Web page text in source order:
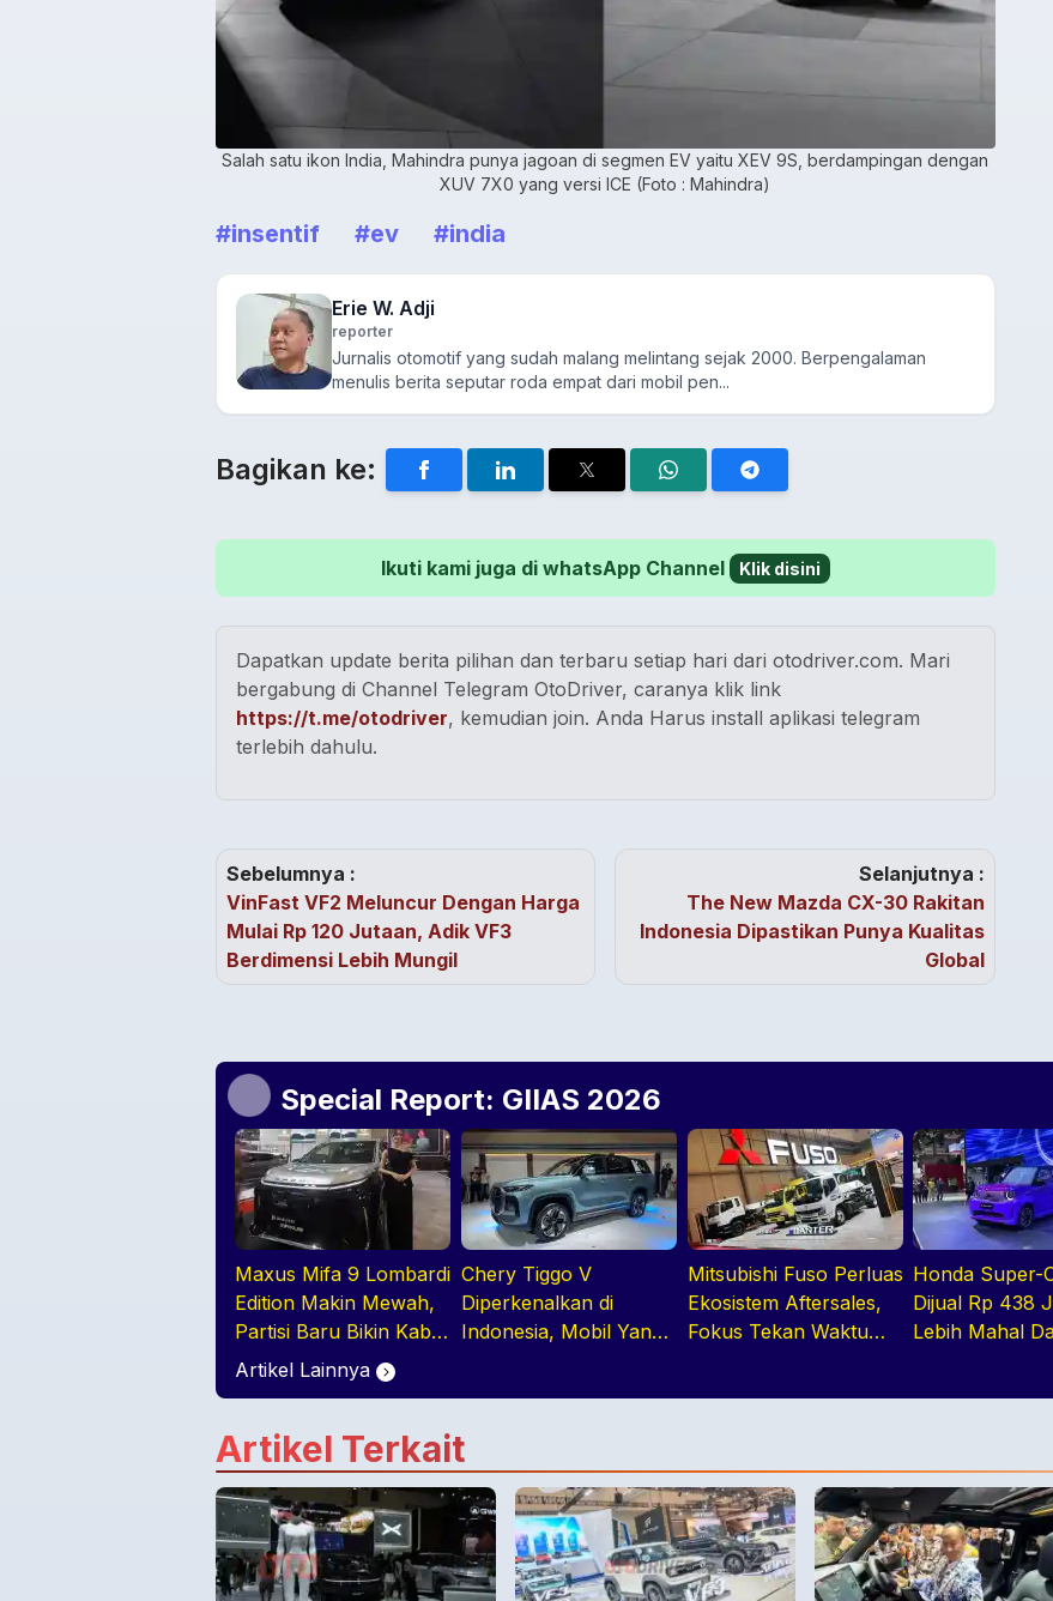
Salah satu ikon India, Mahindra punya jagoan di segmen EV yaitu XEV 9S, berdampingan dengan
XUV 7X0 yang versi ICE (Foto : Mahindra)
#insentif #ev #india
Erie W. Adji
reporter
Jurnalis otomotif yang sudah malang melintang sejak 2000. Berpengalaman
menulis berita seputar roda empat dari mobil pen...
Bagikan ke:
Ikuti kami juga di whatsApp Channel Klik disini
Dapatkan update berita pilihan dan terbaru setiap hari dari otodriver.com. Mari
bergabung di Channel Telegram OtoDriver, caranya klik link
https://t.me/otodriver, kemudian join. Anda Harus install aplikasi telegram
terlebih dahulu.
Sebelumnya :
VinFast VF2 Meluncur Dengan Harga
Mulai Rp 120 Jutaan, Adik VF3
Berdimensi Lebih Mungil
Selanjutnya :
The New Mazda CX-30 Rakitan
Indonesia Dipastikan Punya Kualitas
Global
Special Report: GIIAS 2026
Maxus Mifa 9 Lombardi
Edition Makin Mewah,
Partisi Baru Bikin Kabin
Lebih Lapang dan
Chery Tiggo V
Diperkenalkan di
Indonesia, Mobil Yang
Mitsubishi Fuso Perluas
Ekosistem Aftersales,
Fokus Tekan Waktu
Honda Super-
Dijual Rp 438
Lebih Mahal
Artikel Lainnya
Artikel Terkait